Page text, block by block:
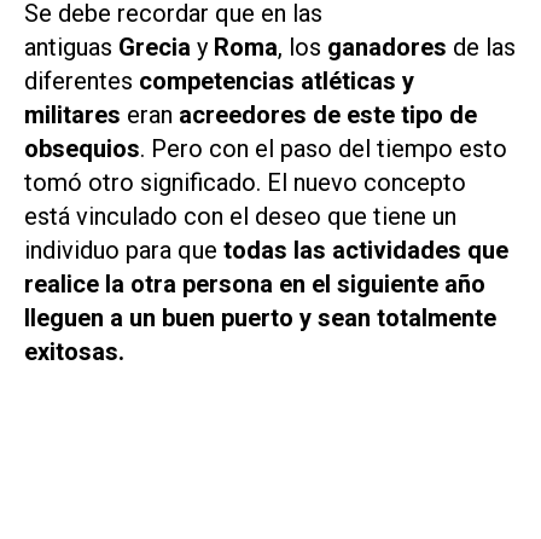
Se debe recordar que en las
antiguas Grecia y Roma, los ganadores de las
diferentes competencias atléticas y
militares eran acreedores de este tipo de
obsequios. Pero con el paso del tiempo esto
tomó otro significado. El nuevo concepto
está vinculado con el deseo que tiene un
individuo para que todas las actividades que
realice la otra persona en el siguiente año
lleguen a un buen puerto y sean totalmente
exitosas.